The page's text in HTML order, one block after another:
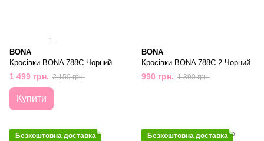
1
BONA
Кросівки BONA 788С Чорний
1 499 грн. 2 150 грн.
Купити
BONA
Кросівки BONA 788С-2 Чорний
990 грн. 1 390 грн.
Безкоштовна доставка
Безкоштовна доставка